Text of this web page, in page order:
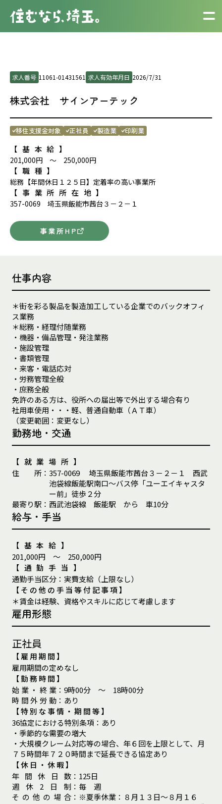
求人番号 11061-01431561 求人有効年月日 2026/7/31
株式会社 サインアーテック
移住支援金対象 正社員 製造業 印刷業
【基本給】
201,000円 ～ 250,000円
【職種】
総務【年間休日１２５日】定着率の高い事業所
【事業所所在地】
357-0069 埼玉県飯能市茜台３－２－１
事業所HP
仕事内容
＊街を彩る製品を製造加工している企業でのバックオフィ
ス業務
＊総務・経理付随業務
・機器・備品管理・発注業務
・施設管理
・書類管理
・来客・電話応対
・労務管理全般
・庶務全般
免許のある方は、役所への届出等で外出する場合有り
社用車使用・・・軽、普通自動車（ＡＴ車）
（変更範囲：変更なし）
勤務地・交通
【就業場所】
住
所： 357-0069
埼玉県飯能市茜台３－２－１ 西武
池袋線飯能駅南口～バス停「ユーエイキャスタ
ー前」徒歩２分
最寄り駅 ： 西武池袋線 飯能駅 から 車10分
給与・手当
【基本給】
201,000円 ～ 250,000円
【通勤手当】
通勤手当区分： 実費支給（上限なし）
【その他の手当等付記事項】
＊賃金は経験、資格やスキルに応じて考慮します
雇用形態
正社員
【雇用期間】
雇用期間の定めなし
【勤務時間】
始 業 ・ 終 業： 9時00分 ～ 18時00分
時 間 外 労 動： あり
【特別な事情・期間等】
36協定における特別条項： あり
・季節的な需要の増大
・大規模クレーム対応等の場合、年６回を上限として、月
７５時間年７２０時間まで延長できる協定あり
【休日・休暇】
年 間 休 日 数： 125日
週
休 2 日 制 ： 毎 週
そ の 他 の 場 合： ※夏季休業：８月１３日～８月１６